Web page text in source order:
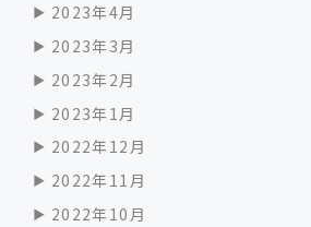
2023年4月
2023年3月
2023年2月
2023年1月
2022年12月
2022年11月
2022年10月